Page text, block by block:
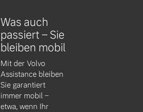
Was auch
passiert – Sie
bleiben mobil
Mit der Volvo
Assistance bleiben
Sie garantiert
immer mobil –
etwa, wenn Ihr